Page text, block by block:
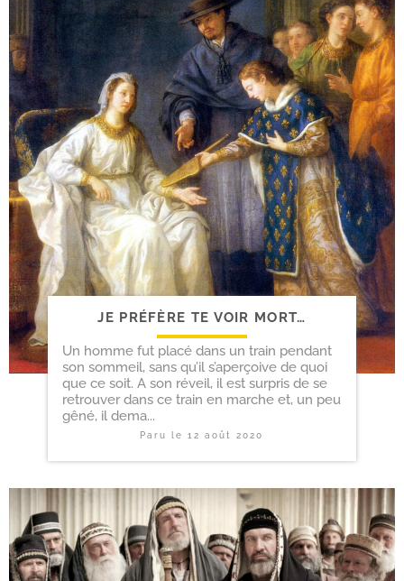
JE PRÉFÈRE TE VOIR MORT…
Un homme fut placé dans un train pendant
son sommeil, sans qu’il s’aperçoive de quoi
que ce soit. A son réveil, il est surpris de se
retrouver dans ce train en marche et, un peu
gêné, il dema...
Paru le12 août 2020